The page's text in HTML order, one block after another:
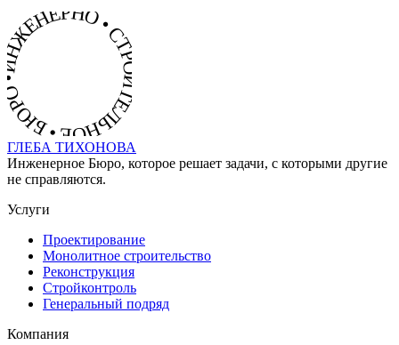
• СТРОИТЕЛЬНОЕ • БЮРО •
ГЛЕБА ТИХОНОВА
Инженерное Бюро, которое решает задачи, с которыми другие
не справляются.
Услуги
Проектирование
Монолитное строительство
Реконструкция
Стройконтроль
Генеральный подряд
Компания